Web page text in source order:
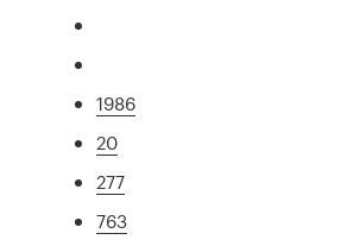
1986
20
277
763